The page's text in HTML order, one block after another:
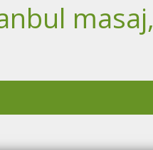
masaj,